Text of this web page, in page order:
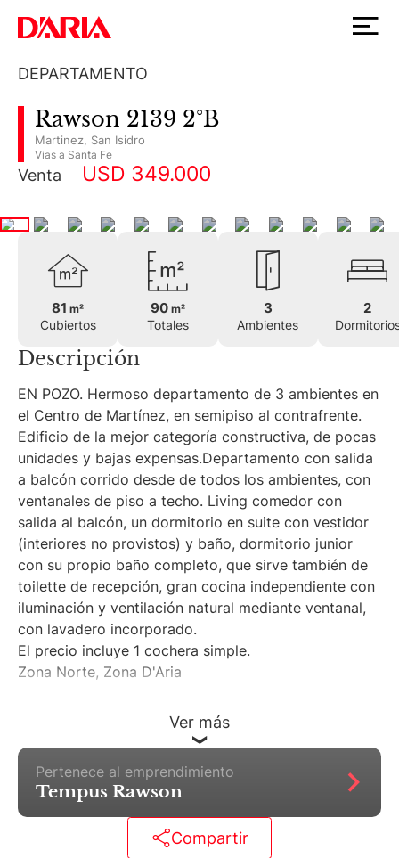
DEPARTAMENTO
Rawson 2139 2°B
Martinez San Isidro
Vias a Santa Fe
Venta USD 349.000
81m²
Cubiertos
90 m²
Totales
3
Ambientes
2
Descripción
EN POZO. Hermoso departamento de 3 ambientes en
el Centro de Martínez, en semipiso al contrafrente.
Edificio de la mejor categoría constructiva, de pocas
unidades y bajas expensas.Departamento con salida
a balcón corrido desde de todos los ambientes, con
ventanales de piso a techo. Living comedor con
salida al balcón, un dormitorio en suite con vestidor
(interiores no provistos) y baño, dormitorio junior
con su propio baño completo, que sirve también de
toilette de recepción, gran cocina independiente con
iluminación y ventilación natural mediante ventanal,
con lavadero incorporado.
El precio incluye 1 cochera simple.
Zona Norte, Zona D'Aria
Martillero Maximiliano Miguel D'Aria
Matrícula CMCPSI N° 6886
Av. Libertador 4189 - La Lucila - Prov. de Bs. As.
Ver más
Pertenece al emprendimiento
Tempus Rawson
Compartir